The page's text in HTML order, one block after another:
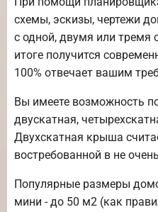
схемы, эскизы, чертежи
с одной, двумя или тремя
итоге получится
100% отвечает вашим
Вы имеете возможность
двускатная,
Двухскатная крыша
востребованной в не
Популярные размеры
мини - до 50 м2 (как